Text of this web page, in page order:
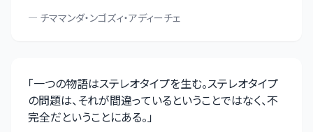
— チママンダ・ンゴズィ・アディーチェ
「一つの物語はステレオタイプを生む。ステレオタイプ
の問題は、それが間違っているということではなく、不
完全だということにある。」